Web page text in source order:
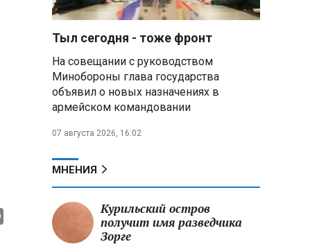
Тыл сегодня - тоже фронт
На совещании с руководством
Минобороны глава государства
объявил о новых назначениях в
армейском командовании
07 августа 2026, 16:02
МНЕНИЯ
Курильский остров
получит имя разведчика
Зорге